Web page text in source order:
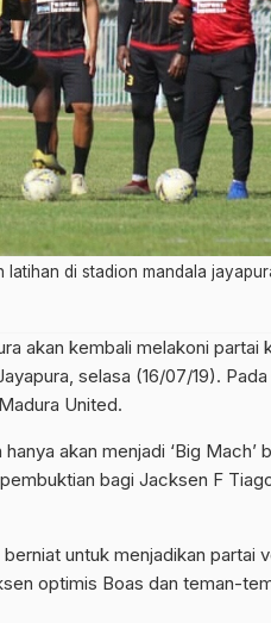
latihan di stadion mandala
akan kembali melakoni partai
selasa (16/07/19).
United.
akan menjadi ‘Big Mach’
bagi Jacksen F
untuk menjadikan partai
optimis Boas dan teman-